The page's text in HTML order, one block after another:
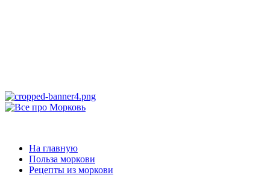
Основное
На главную
Польза моркови
Рецепты из моркови